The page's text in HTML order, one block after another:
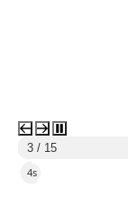
4 / 15
5s